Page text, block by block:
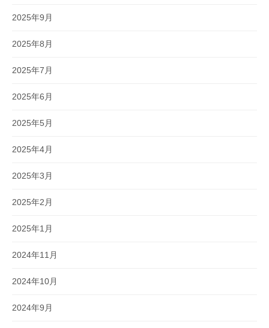
2025年9月
2025年8月
2025年7月
2025年6月
2025年5月
2025年4月
2025年3月
2025年2月
2025年1月
2024年11月
2024年10月
2024年9月